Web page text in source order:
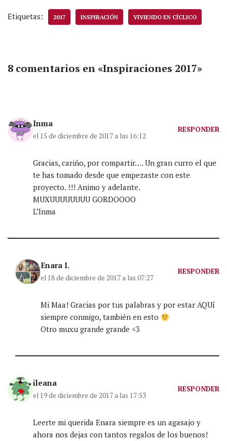
Etiquetas: 2017 INSPIRACIÓN VIVIENDO EN CÍCLICO
8 comentarios en «Inspiraciones 2017»
Inma
el 15 de diciembre de 2017 a las 16:12
RESPONDER
Gracias, cariño, por compartir…. Un gran curro el que
te has tomado desde que empezaste con este
proyecto. !!! Animo y adelante.
MUXUUUUUUUU GORDOOOO
L’Inma
Enara I.
el 18 de diciembre de 2017 a las 07:27
RESPONDER
Mi Maa! Gracias por tus palabras y por estar AQUí
siempre conmigo, también en esto
Otro muxu grande grande <3
ileana
el 19 de diciembre de 2017 a las 17:53
RESPONDER
Leerte mi querida Enara siempre es un agasajo y
ahora nos dejas con tantos regalos de los buenos!